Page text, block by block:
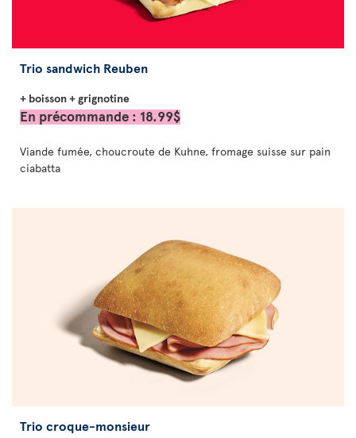
Trio sandwich Reuben
+ boisson + grignotine
En précommande : 18.99$
Viande fumée, choucroute de Kuhne, fromage suisse sur pain
ciabatta
Trio croque-monsieur